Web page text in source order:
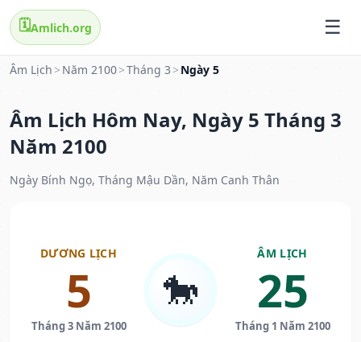
🗓️Amlich.org
Âm Lịch > Năm 2100>Tháng 3 > Ngày 5
Âm Lịch Hôm Nay, Ngày 5 Tháng 3
Năm 2100
Ngày Bính Ngọ, Tháng Mậu Dần, Năm Canh Thân
DƯƠNG LỊCH
5
Tháng 3 Năm 2100
🐎
ÂM LỊCH
25
Tháng 1 Năm 2100